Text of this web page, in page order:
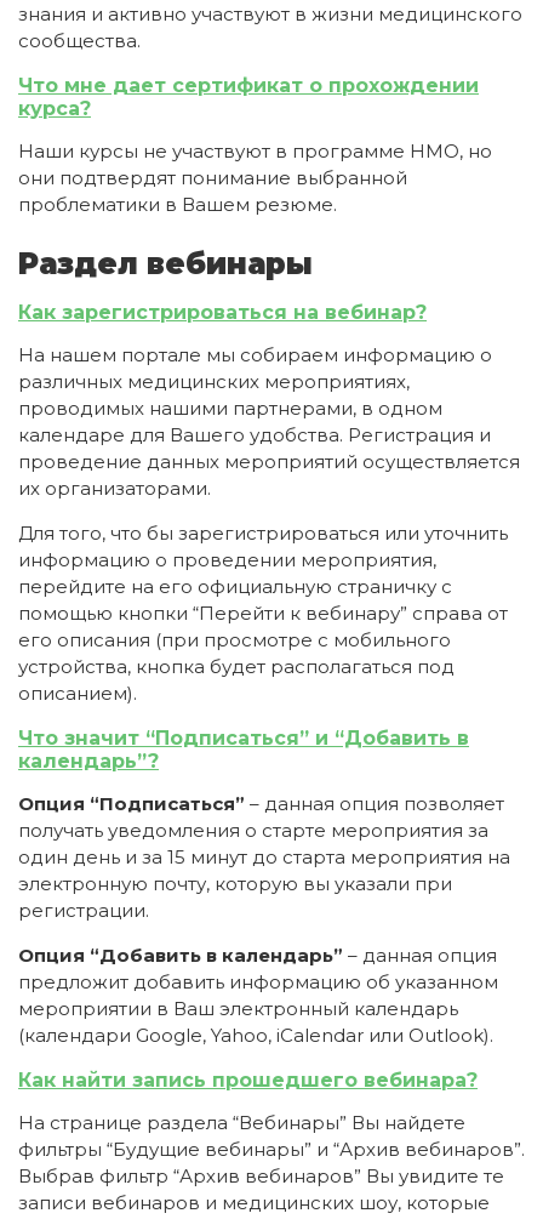
знания и активно участвуют в жизни медицинского
сообщества.
Что мне дает сертификат о прохождении
курса?
Наши курсы не участвуют в программе НМО, но
они подтвердят понимание выбранной
проблематики в Вашем резюме.
Раздел вебинары
Как зарегистрироваться на вебинар?
На нашем портале мы собираем информацию о
различных медицинских мероприятиях,
проводимых нашими партнерами, в одном
календаре для Вашего удобства. Регистрация и
проведение данных мероприятий осуществляется
их организаторами.
Для того, что бы зарегистрироваться или уточнить
информацию о проведении мероприятия,
перейдите на его официальную страничку с
помощью кнопки “Перейти к вебинару” справа от
его описания (при просмотре с мобильного
устройства, кнопка будет располагаться под
описанием).
Что значит “Подписаться” и “Добавить в
календарь”?
Опция “Подписаться” – данная опция позволяет
получать уведомления о старте мероприятия за
один день и за 15 минут до старта мероприятия на
электронную почту, которую вы указали при
регистрации.
Опция “Добавить в календарь” – данная опция
предложит добавить информацию об указанном
мероприятии в Ваш электронный календарь
(календари Google, Yahoo, iCalendar или Outlook).
Как найти запись прошедшего вебинара?
На странице раздела “Вебинары” Вы найдете
фильтры “Будущие вебинары” и “Архив вебинаров”.
Выбрав фильтр “Архив вебинаров” Вы увидите те
записи вебинаров и медицинских шоу, которые